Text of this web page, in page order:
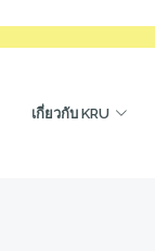
เกี่ยวกับ KRU